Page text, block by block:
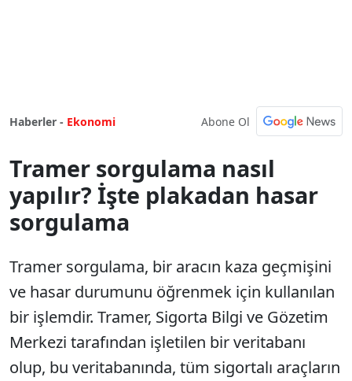
Haberler - Ekonomi Abone Ol
Tramer sorgulama nasıl
yapılır? İşte plakadan hasar
sorgulama
Tramer sorgulama, bir aracın kaza geçmişini
ve hasar durumunu öğrenmek için kullanılan
bir işlemdir. Tramer, Sigorta Bilgi ve Gözetim
Merkezi tarafından işletilen bir veritabanı
olup, bu veritabanında, tüm sigortalı araçların